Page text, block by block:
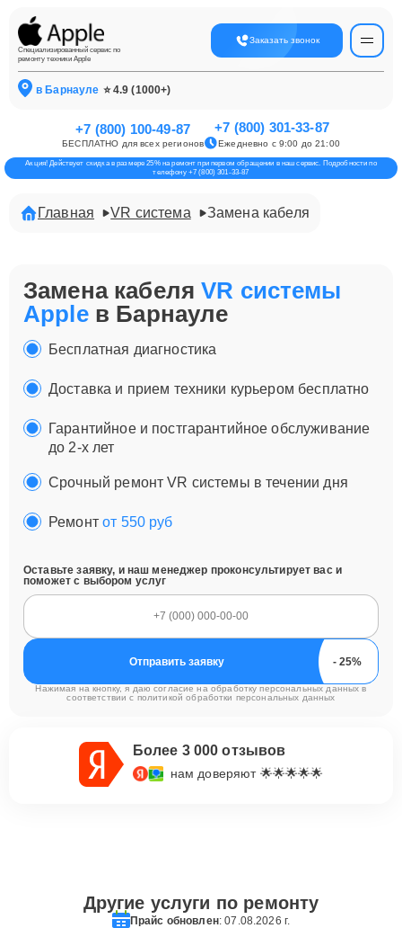
Специализированный сервис по
ремонту техники Apple
Заказать звонок
в Барнауле ⭐ 4.9 (1000+)
+7 (800) 100-49-87
БЕСПЛАТНО для всех регионов
+7 (800) 301-33-87
Ежедневно с 9:00 до 21:00
Акция! Действует скидка в размере 25% на ремонт при первом обращении в наш сервис. Подробности по
телефону +7 (800) 301-33-87
Главная VR система Замена кабеля
Замена кабеляVR системы
Appleв Барнауле
Бесплатная диагностика
Доставка и прием техники курьером бесплатно
Гарантийное и постгарантийное обслуживание
до 2-х лет
Срочный ремонт VR системы в течении дня
Ремонтот 550 руб
Оставьте заявку, и наш менеджер проконсультирует вас и
поможет с выбором услуг
Отправить заявку
Нажимая на кнопку, я даю согласие на обработку персональных данных в
соответствии с политикой обработки персональных данных
Более 3 000 отзывов
нам доверяют 🌟🌟🌟🌟🌟
Другие услуги по ремонту
Прайс обновлен: 07.08.2026 г.